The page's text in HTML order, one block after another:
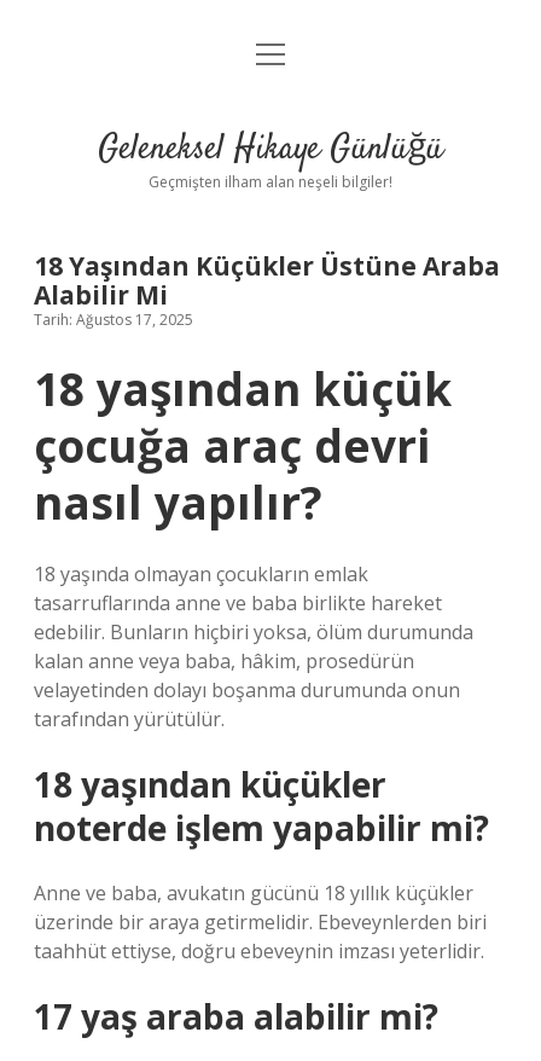
Anasayfa
Yasal Uyarı
menüyü
Geleneksel Hikaye Günlüğü
Geçmişten ilham alan neşeli bilgiler!
18 Yaşından Küçükler Üstüne Araba
Alabilir Mi
Tarih: Ağustos 17, 2025
18 yaşından küçük
çocuğa araç devri
nasıl yapılır?
18 yaşında olmayan çocukların emlak
tasarruflarında anne ve baba birlikte hareket
edebilir. Bunların hiçbiri yoksa, ölüm durumunda
kalan anne veya baba, hâkim, prosedürün
velayetinden dolayı boşanma durumunda onun
tarafından yürütülür.
18 yaşından küçükler
noterde işlem yapabilir mi?
Anne ve baba, avukatın gücünü 18 yıllık küçükler
üzerinde bir araya getirmelidir. Ebeveynlerden biri
taahhüt ettiyse, doğru ebeveynin imzası yeterlidir.
17 yaş araba alabilir mi?